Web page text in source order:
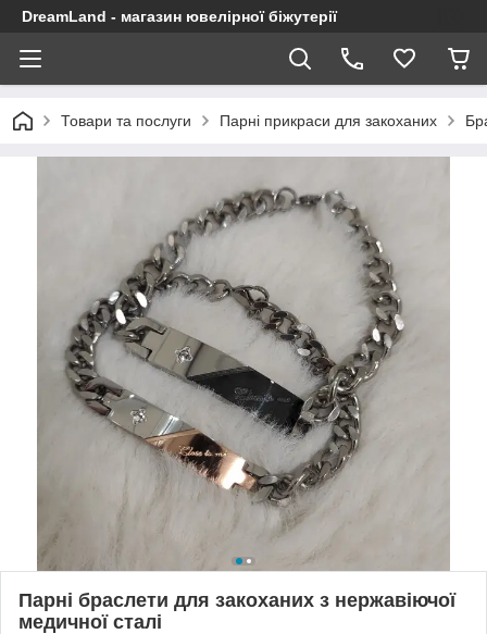
DreamLand - магазин ювелірної біжутерії
Товари та послуги Парні прикраси для закоханих
Парні браслети для закоханих з нержавіючої
медичної сталі